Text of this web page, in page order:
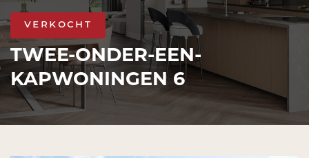
verkocht
TWEE-ONDER-EEN-
KAPWONINGEN 6